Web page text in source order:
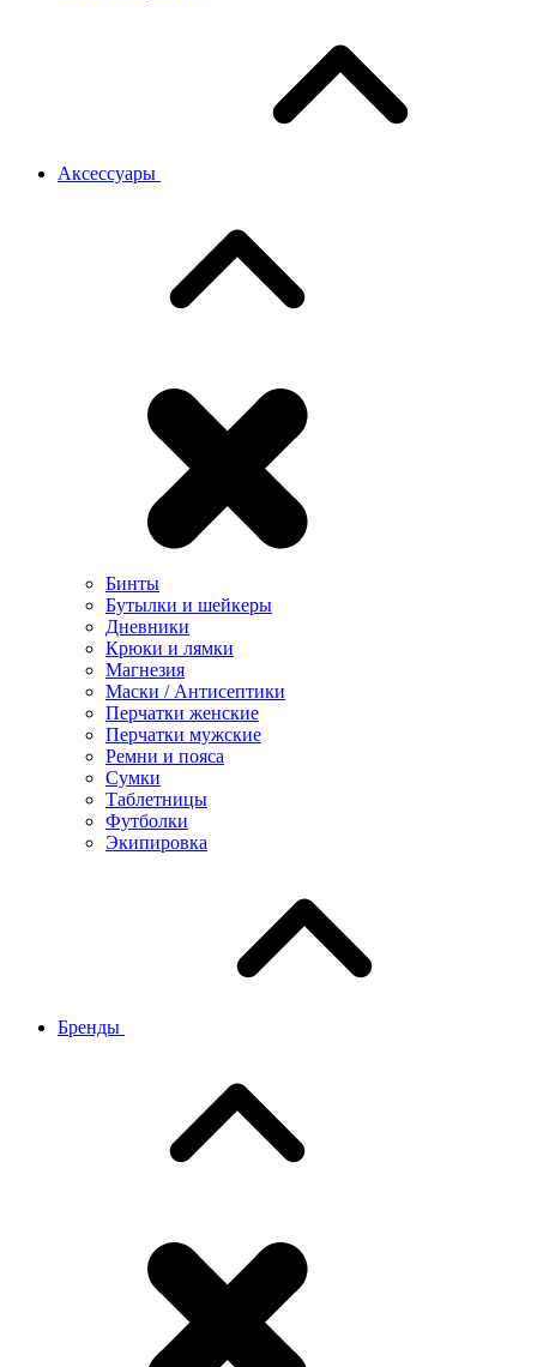
Аксессуары
Бинты
Бутылки и шейкеры
Дневники
Крюки и лямки
Магнезия
Маски / Антисептики
Перчатки женские
Перчатки мужские
Ремни и пояса
Сумки
Таблетницы
Футболки
Экипировка
Бренды